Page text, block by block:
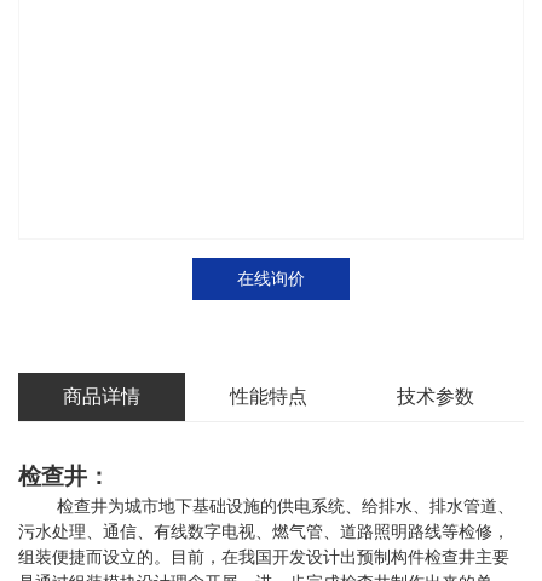
在线询价
商品详情 性能特点 技术参数
检查井：
检查井为城市地下基础设施的供电系统、给排水、排水管道、
污水处理、通信、有线数字电视、燃气管、道路照明路线等检修，
组装便捷而设立的。目前，在我国开发设计出预制构件检查井主要